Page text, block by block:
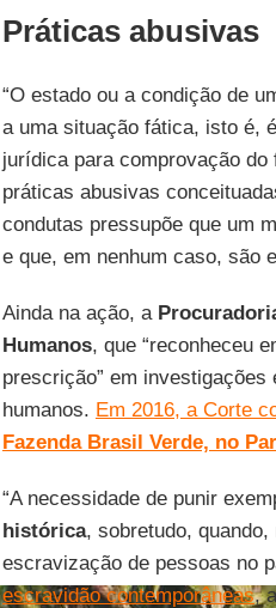
Práticas abusivas
“O estado ou a condição de
a uma situação fática, isto é,
jurídica para comprovação
práticas abusivas
condutas pressupõe que um
e que, em nenhum caso, são
Ainda na ação, a
Humanos, que “reconheceu
prescrição” em
humanos. Em 2016, a Corte
Fazenda Brasil Verde, no
“A necessidade de punir
histórica, sobretudo,
escravização de pessoas no
escravidão contemporâneas,